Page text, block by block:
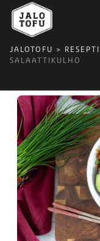
JALOTOFU >
SALAATTIKULHO